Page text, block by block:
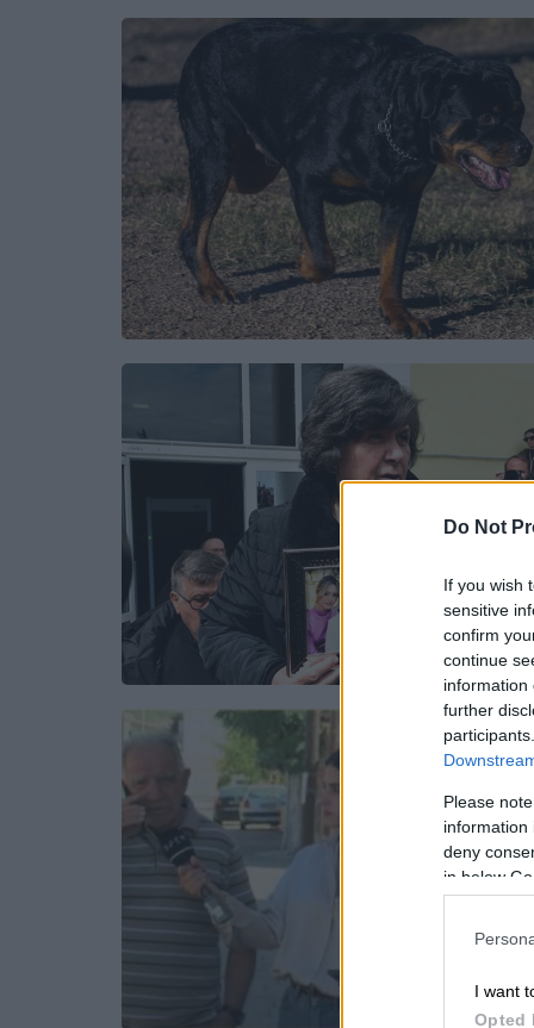
Do Not
If you wish
sensitive
confirm
continue
information
further
Please
information
deny
in below
I want
Opted